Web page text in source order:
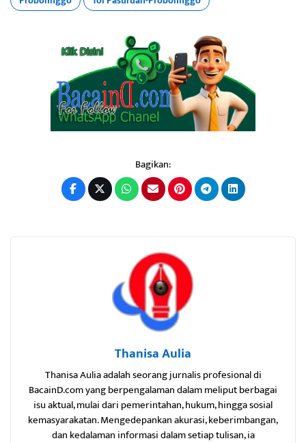
Bagikan:
Thanisa Aulia
Thanisa Aulia adalah seorang jurnalis profesional di
BacainD.com yang berpengalaman dalam meliput berbagai
isu aktual, mulai dari pemerintahan, hukum, hingga sosial
kemasyarakatan. Mengedepankan akurasi, keberimbangan,
dan kedalaman informasi dalam setiap tulisan, ia